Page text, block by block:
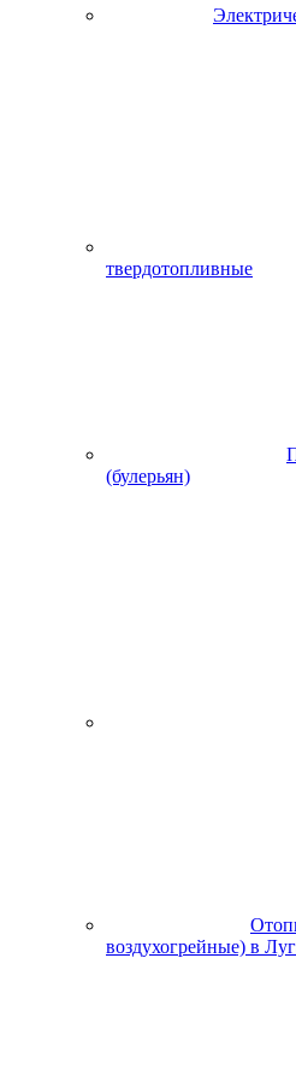
твердотопливные
(булерьян)
воздухогрейные) в